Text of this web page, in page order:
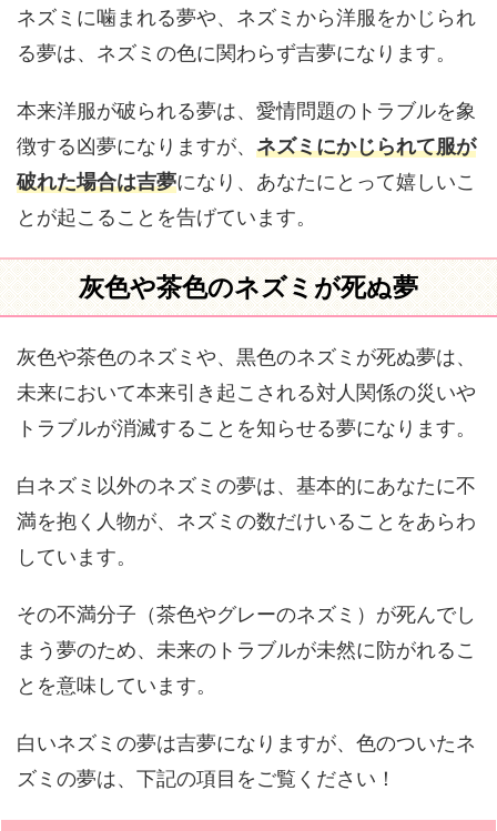
ネズミに噛まれる夢や、ネズミから洋服をかじられ
る夢は、ネズミの色に関わらず吉夢になります。
本来洋服が破られる夢は、愛情問題のトラブルを象
徴する凶夢になりますが、 ネズミにかじられて服が
破れた場合は吉夢になり、あなたにとって嬉しいこ
とが起こることを告げています。
灰色や茶色のネズミが死ぬ夢
灰色や茶色のネズミや、黒色のネズミが死ぬ夢は、
未来において本来引き起こされる対人関係の災いや
トラブルが消滅することを知らせる夢になります。
白ネズミ以外のネズミの夢は、基本的にあなたに不
満を抱く人物が、ネズミの数だけいることをあらわ
しています。
その不満分子（茶色やグレーのネズミ）が死んでし
まう夢のため、未来のトラブルが未然に防がれるこ
とを意味しています。
白いネズミの夢は吉夢になりますが、色のついたネ
ズミの夢は、下記の項目をご覧ください！